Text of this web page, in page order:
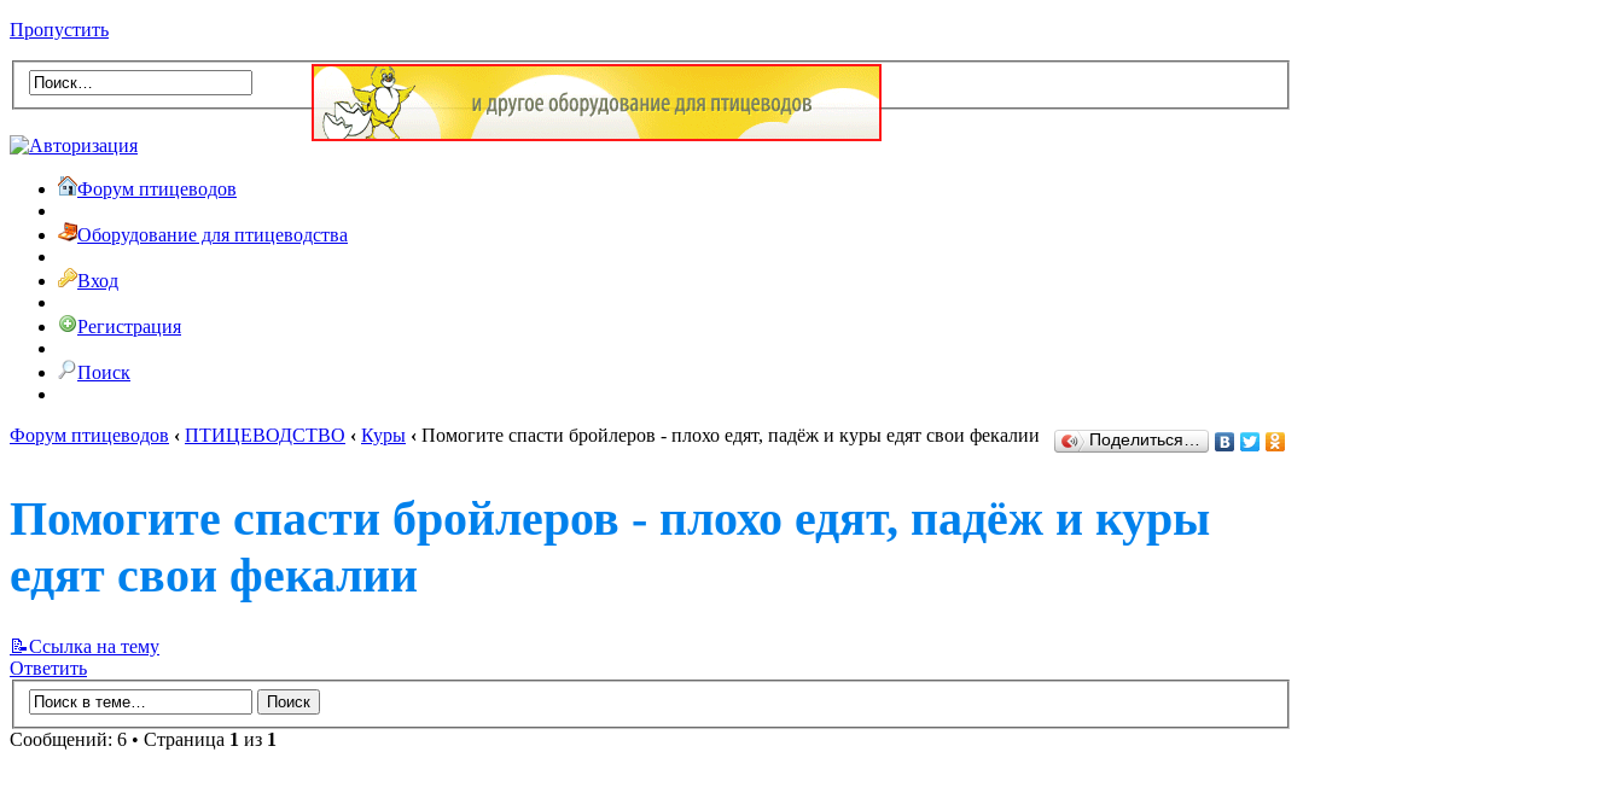
Пропустить
Форум птицеводов
Оборудование для птицеводства
Вход
Регистрация
Поиск
Форум птицеводов ‹ ПТИЦЕВОДСТВО ‹ Куры ‹ Помогите спасти бройлеров - плохо едят, падёж и куры едят свои фекалии Поделиться…
Помогите спасти бройлеров - плохо едят, падёж и куры
едят свои фекалии
📝Ссылка на тему
Ответить
Сообщений: 6 • Страница 1 из 1